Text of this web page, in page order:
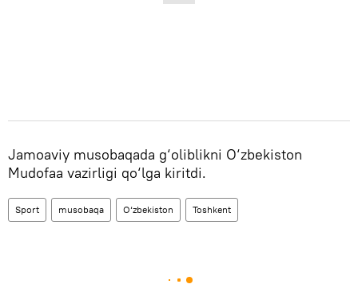
Jamoaviy musobaqada g‘oliblikni O‘zbekiston
Mudofaa vazirligi qo‘lga kiritdi.
Sport musobaqa O‘zbekiston Toshkent